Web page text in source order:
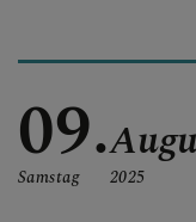
09.
Samstag 2025